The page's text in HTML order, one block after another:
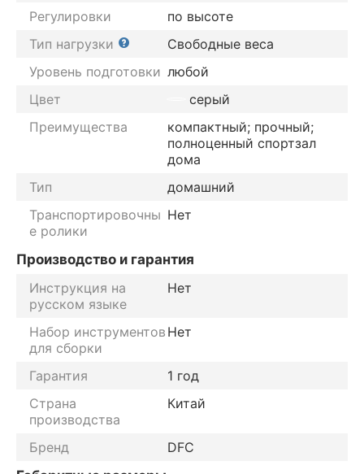
Регулировки
по высоте
Тип нагрузки
Свободные веса
Уровень подготовки любой
Цвет
серый
Преимущества
компактный; прочный;
полноценный спортзал
дома
Тип
домашний
Транспортировочны
е ролики
Нет
Производство и гарантия
Инструкция на
русском языке
Нет
Набор инструментов
для сборки
Нет
Гарантия
1 год
Страна
производства
Китай
Бренд
DFC